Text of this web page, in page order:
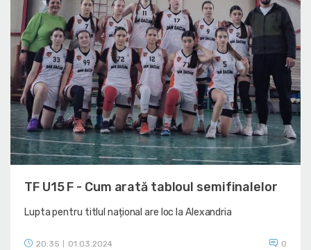
TF U15 F - Cum arată tabloul semifinalelor
Lupta pentru titlul național are loc la Alexandria
20:35 01.03.2024 0